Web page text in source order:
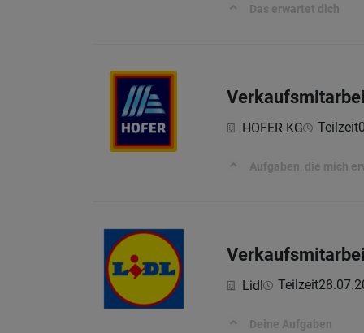
Das erwartet dich
HOFER KG Teilzeit
Aufgaben, die mich
Lidl Teilzeit
Deine Aufgaben